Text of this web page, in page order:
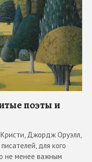
поэты и
Джордж Оруэлл,
для кого
не менее важным